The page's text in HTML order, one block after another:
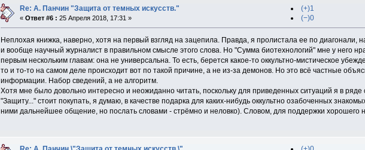
Re: А. Панчин "Защита от темных искусств."
«Ответ #6 : 25 Апреля 2018, 17:31 »
(+)1
(−)0
Неплохая книжка, наверно, хотя на первый взгляд на зацепила. Правда, я пролистала ее по диагонали,
и вообще научный журналист в правильном смысле этого слова. Но "Сумма биотехнологий" мне у него
первым нескольким главам: она не универсальна. То есть, берется какое-то оккультно-мистическое
то и то-то на самом деле происходит вот по такой причине, а не из-за демонов. Но это всё частные
информации. Набор сведений, а не алгоритм.
Хотя мне было довольно интересно и неожиданно читать, поскольку для приведенных ситуаций я в
"Защиту..." стоит покупать, я думаю, в качестве подарка для каких-нибудь оккультно озабоченных
ними дальнейшее общение, но послать словами - стрёмно и неловко). Словом, для поддержки хорошего